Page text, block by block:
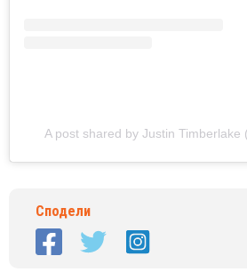
A post shared by Justin Timberlake
Сподели